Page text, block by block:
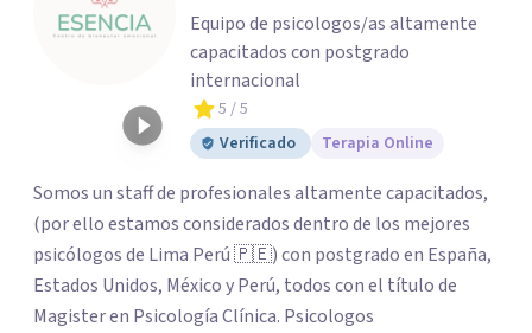
Equipo de psicologos/as altamente
capacitados con postgrado
internacional
5 / 5
Verificado
Terapia Online
Somos un staff de profesionales altamente capacitados,
(por ello estamos considerados dentro de los mejores
psicólogos de Lima Perú 🇵🇪) con postgrado en España,
Estados Unidos, México y Perú, todos con el título de
Magister en Psicología Clínica. Psicologos